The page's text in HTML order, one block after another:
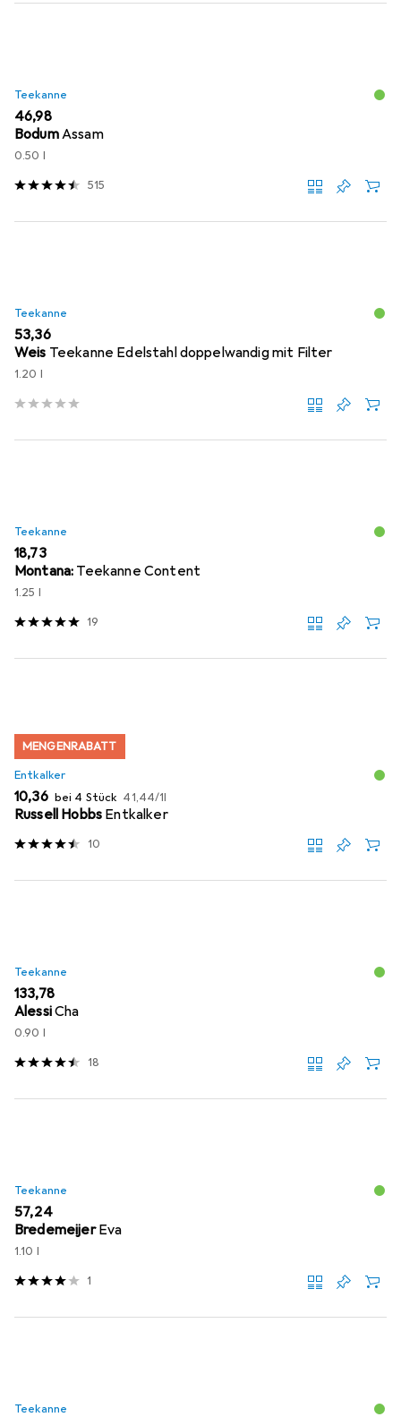
Teekanne
EUR
46,98
BodumAssam
0.50 l
515
Teekanne
EUR
53,36
Weis Teekanne Edelstahl doppelwandig mit Filter
1.20 l
Teekanne
EUR
18,73
Montana: Teekanne Content
1.25 l
19
MENGENRABATT
Entkalker
EUR
10,36 bei 4 Stück EUR
41,44/1l
Russell Hobbs Entkalker
10
Teekanne
EUR
133,78
AlessiCha
0.90 l
18
Teekanne
EUR
57,24
Bredemeijer Eva
1.10 l
1
Teekanne